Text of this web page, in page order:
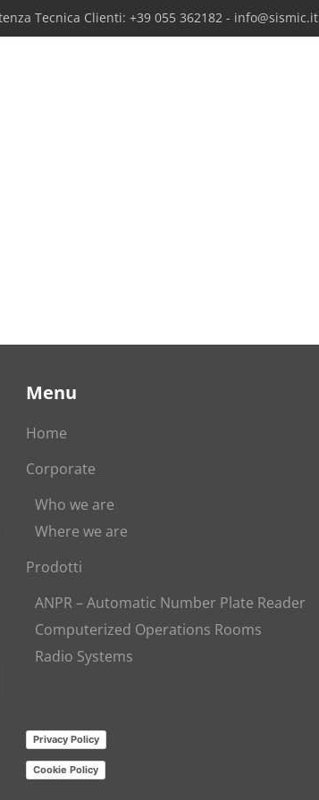
Tecnica Clienti: +39 055 362182 - info@sismic.it
Menu
Home
Corporate
Who we are
Where we are
Prodotti
ANPR – Automatic Number Plate Reader
Computerized Operations Rooms
Radio Systems
Privacy Policy
Cookie Policy